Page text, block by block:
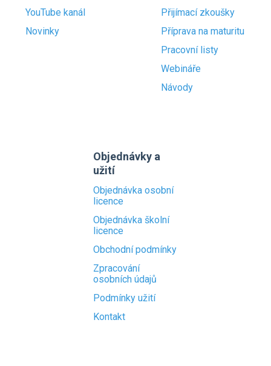
YouTube kanál
Novinky
Přijímací zkoušky
Příprava na maturitu
Pracovní listy
Webináře
Návody
Objednávky a
užití
Objednávka osobní
licence
Objednávka školní
licence
Obchodní podmínky
Zpracování
osobních údajů
Podmínky užití
Kontakt